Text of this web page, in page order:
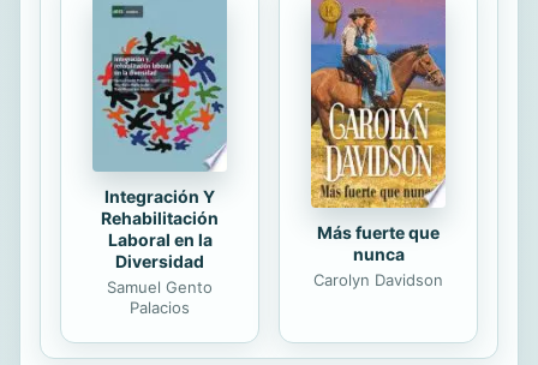
Integración Y
Rehabilitación
Laboral en la
Diversidad
Samuel Gento
Palacios
Más fuerte que
nunca
Carolyn Davidson